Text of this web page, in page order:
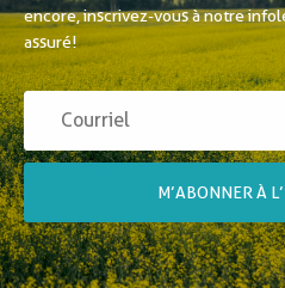
encore, inscrivez-vous à notre
assuré!
M’ABONNER À